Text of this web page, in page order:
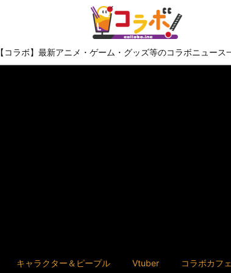
【コラボ】最新アニメ・ゲーム・グッズ等のコラボニュース
キャラクター＆ピープル Vtuber コラボカフェ